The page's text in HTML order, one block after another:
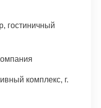
гостиничный
комплекс, г.